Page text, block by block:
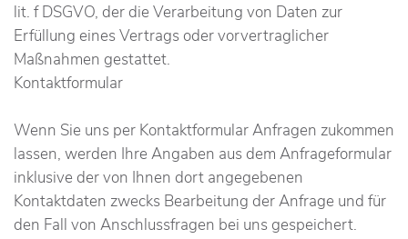
lit. f DSGVO, der die Verarbeitung von Daten zur
Erfüllung eines Vertrags oder vorvertraglicher
Maßnahmen gestattet.
Kontaktformular
Wenn Sie uns per Kontaktformular Anfragen zukommen
lassen, werden Ihre Angaben aus dem Anfrageformular
inklusive der von Ihnen dort angegebenen
Kontaktdaten zwecks Bearbeitung der Anfrage und für
den Fall von Anschlussfragen bei uns gespeichert.